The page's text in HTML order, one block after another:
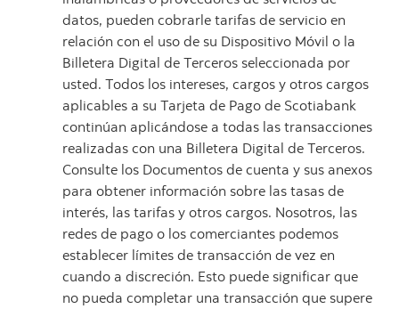
datos, pueden cobrarle tarifas de servicio en
relación con el uso de su Dispositivo Móvil o la
Billetera Digital de Terceros seleccionada por
usted. Todos los intereses, cargos y otros cargos
aplicables a su Tarjeta de Pago de Scotiabank
continúan aplicándose a todas las transacciones
realizadas con una Billetera Digital de Terceros.
Consulte los Documentos de cuenta y sus anexos
para obtener información sobre las tasas de
interés, las tarifas y otros cargos. Nosotros, las
redes de pago o los comerciantes podemos
establecer límites de transacción de vez en
cuando a discreción. Esto puede significar que
no pueda completar una transacción que supere